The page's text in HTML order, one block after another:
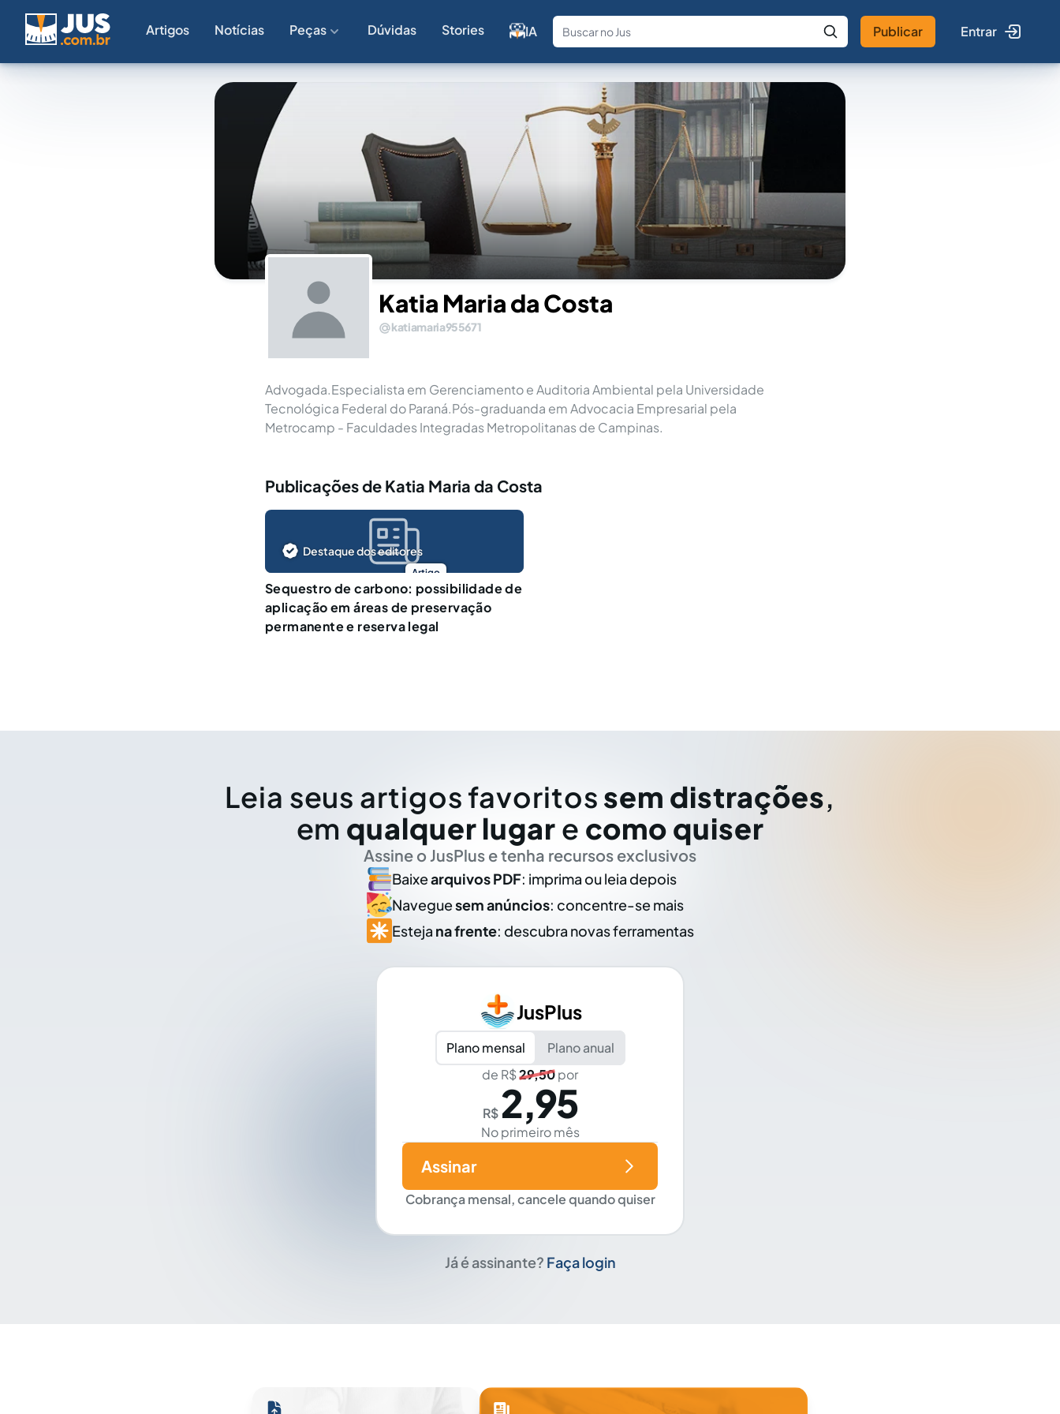
Artigos Notícias Peças Dúvidas Stories IA
Fale com a IA Buscar no Jus
Publicar Entrar
Katia Maria da Costa
katiamaria955671
Advogada.Especialista em Gerenciamento e Auditoria Ambiental pela Universidade
Tecnológica Federal do Paraná.Pós-graduanda em Advocacia Empresarial pela
Metrocamp - Faculdades Integradas Metropolitanas de Campinas.
Publicações de Katia Maria da Costa
Artigo
Destaque dos editores
Sequestro de carbono: possibilidade de
aplicação em áreas de preservação
permanente e reserva legal
Leia seus artigos favoritos sem distrações,
em qualquer lugar e como quiser
Assine o JusPlus e tenha recursos exclusivos
Baixearquivos PDF: imprima ou leia depois
Naveguesem anúncios: concentre-se mais
Esteja na frente: descubra novas ferramentas
JusPlus
Plano mensal
Plano anual
de R$29,50por
R$ 2,95
No primeiro mês
Cobrança mensal, cancele quando quiser
Assinar
Já é assinante? Faça login